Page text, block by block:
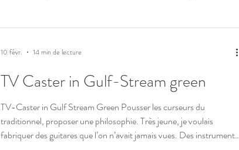
TV Caster in Gulf-Stream green
TV-Caster in Gulf Stream Green Pousser les curseurs du
traditionnel, proposer une philosophie. Très jeune, je voulais
fabriquer des guitares que l’on n’avait jamais vues. Des instruments
10 févr. 14 min de lecture